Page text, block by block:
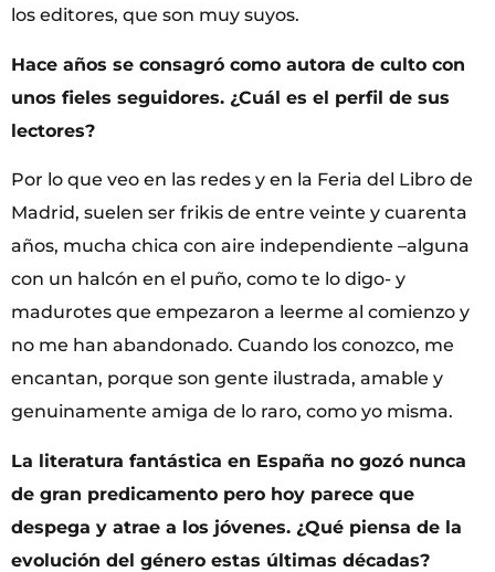
los editores, que son muy suyos.
Hace años se consagró como autora de culto con
unos fieles seguidores. ¿Cuál es el perfil de sus
lectores?
Por lo que veo en las redes y en la Feria del Libro de
Madrid, suelen ser frikis de entre veinte y cuarenta
años, mucha chica con aire independiente –alguna
con un halcón en el puño, como te lo digo- y
madurotes que empezaron a leerme al comienzo y
no me han abandonado. Cuando los conozco, me
encantan, porque son gente ilustrada, amable y
genuinamente amiga de lo raro, como yo misma.
La literatura fantástica en España no gozó nunca
de gran predicamento pero hoy parece que
despega y atrae a los jóvenes. ¿Qué piensa de la
evolución del género estas últimas décadas?